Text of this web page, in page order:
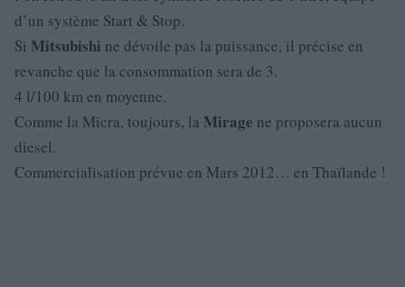
d’un système Start & Stop.
Si Mitsubishi ne dévoile pas la puissance, il précise en
revanche que la consommation sera de 3.
4 l/100 km en moyenne.
Comme la Micra, toujours, la Mirage ne proposera aucun
diesel.
Commercialisation prévue en Mars 2012… en Thaïlande !